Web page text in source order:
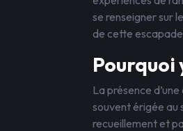
se renseigner sur
de cette
Pourquoi
La présence
souvent érigée au
recueillement et